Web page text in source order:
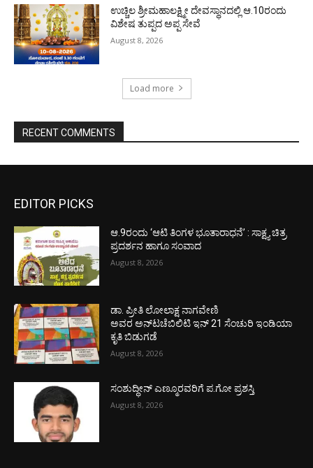
ಉಚ್ಚಿಲ ಶ್ರೀಮಹಾಲಕ್ಷ್ಮೀ ದೇವಸ್ಥಾನದಲ್ಲಿ ಆ.10ರಂದು
ವಿಶೇಷ ತುಪ್ಪದ ಅಪ್ಪ ಸೇವೆ
August 8, 2026
Load more
RECENT COMMENTS
EDITOR PICKS
ಆ.9ರಂದು ‘ಆಟಿ ತಿಂಗಳ ಭೂತಾರಾಧನೆ’ : ಸಾಕ್ಷ್ಯ ಚಿತ್ರ
ಪ್ರದರ್ಶನ ಹಾಗೂ ಸಂವಾದ
August 8, 2026
ಡಾ. ಪ್ರೀತಿ ಲೋಲಾಕ್ಷ ನಾಗವೇಣಿ
ಅವರ ಅನ್‌ಟಚೆಬಿಲಿಟಿ ಇನ್ 21 ಸೆಂಚುರಿ ಇಂಡಿಯಾ
ಕೃತಿ ಬಿಡುಗಡೆ
August 8, 2026
ಸಂಶುದ್ಧೀನ್ ಎಣ್ಮೂರವರಿಗೆ ಪ.ಗೋ ಪ್ರಶಸ್ತಿ
August 8, 2026